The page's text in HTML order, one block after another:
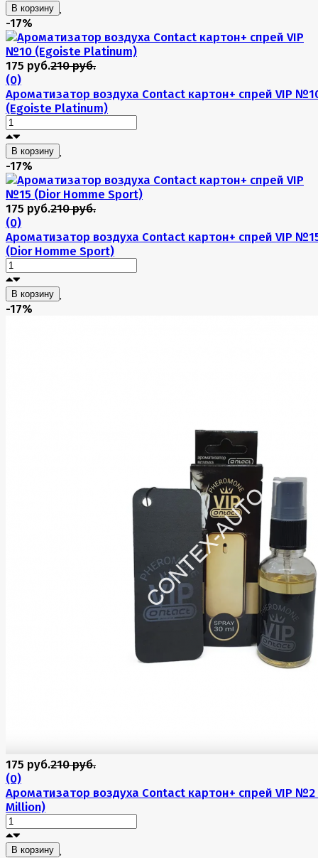
В корзину
-17%
175 руб.210 руб.
(0)
Ароматизатор воздуха Contact картон+ спрей VIP
(Egoiste Platinum)
В корзину
-17%
175 руб.210 руб.
(0)
Ароматизатор воздуха Contact картон+ спрей VIP
(Dior Homme Sport)
В корзину
-17%
175 руб.210 руб.
(0)
Ароматизатор воздуха Contact картон+ спрей VIP №2
Million)
В корзину